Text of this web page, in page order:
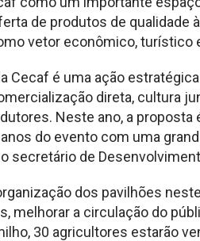
de produtos de qualidade
vetor econômico, turístico
Cecaf é uma ação
direta, cultura
Neste ano, a proposta
do evento com uma
secretário de
dos pavilhões
melhorar a circulação do
30 agricultores estarão